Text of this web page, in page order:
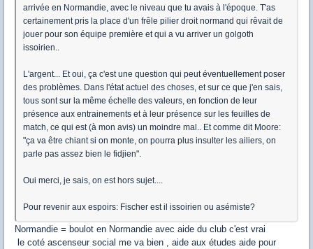
arrivée en Normandie, avec le niveau que tu avais à l'époque. T'as
certainement pris la place d'un frêle pilier droit normand qui rêvait de
jouer pour son équipe première et qui a vu arriver un golgoth
issoirien..
L'argent... Et oui, ça c'est une question qui peut éventuellement poser
des problèmes. Dans l'état actuel des choses, et sur ce que j'en sais,
tous sont sur la même échelle des valeurs, en fonction de leur
présence aux entrainements et à leur présence sur les feuilles de
match, ce qui est (à mon avis) un moindre mal.. Et comme dit Moore:
"ça va être chiant si on monte, on pourra plus insulter les ailiers, on
parle pas assez bien le fidjien".
Oui merci, je sais, on est hors sujet....
Pour revenir aux espoirs: Fischer est il issoirien ou asémiste?
Normandie = boulot en Normandie avec aide du club c'est vrai
le coté ascenseur social me va bien , aide aux études aide pour